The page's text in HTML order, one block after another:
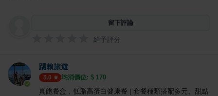
留下評論
給予評分
踢賴旅遊
5.0 均消價位: $ 170
真飽餐盒，低脂高蛋白健康餐 | 套餐種類搭配多元、甜點